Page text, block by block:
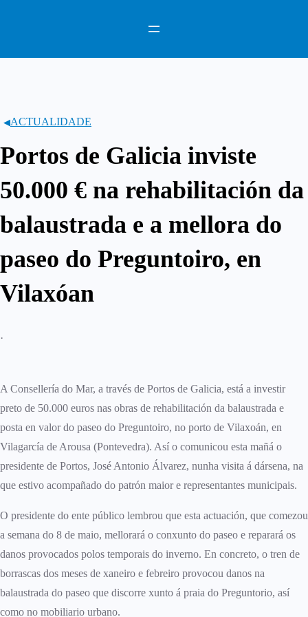
ACTUALIDADE
Portos de Galicia inviste
50.000 € na rehabilitación da
balaustrada e a mellora do
paseo do Preguntoiro, en
Vilaxóan
·
A Consellería do Mar, a través de Portos de Galicia, está a investir
preto de 50.000 euros nas obras de rehabilitación da balaustrada e
posta en valor do paseo do Preguntoiro, no porto de Vilaxoán, en
Vilagarcía de Arousa (Pontevedra). Así o comunicou esta mañá o
presidente de Portos, José Antonio Álvarez, nunha visita á dársena, na
que estivo acompañado do patrón maior e representantes municipais.
O presidente do ente público lembrou que esta actuación, que comezou
a semana do 8 de maio, mellorará o conxunto do paseo e reparará os
danos provocados polos temporais do inverno. En concreto, o tren de
borrascas dos meses de xaneiro e febreiro provocou danos na
balaustrada do paseo que discorre xunto á praia do Preguntorio, así
como no mobiliario urbano.